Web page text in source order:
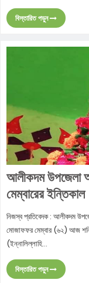
বিস্তারিত পড়ুন
আলীকদম উপজেলা
মেম্বারের ইন্তিকাল
নিজস্ব প্রতিবেদক : আলীকদম
মোজাফফর মেম্বার (৬২) আজ
(ইন্নালিল্লাহি...
বিস্তারিত পড়ুন